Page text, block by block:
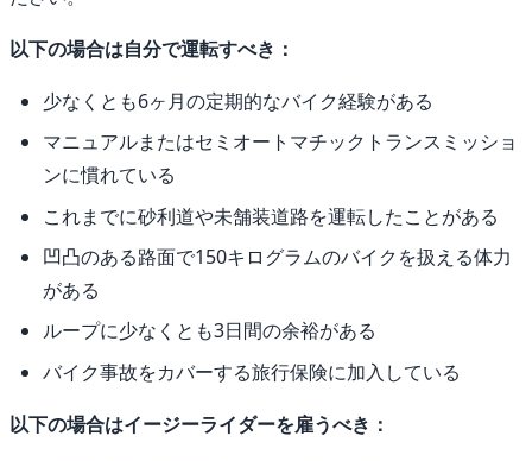
以下の場合は自分で運転すべき：
少なくとも6ヶ月の定期的なバイク経験がある
マニュアルまたはセミオートマチックトランスミッショ
ンに慣れている
これまでに砂利道や未舗装道路を運転したことがある
凹凸のある路面で150キログラムのバイクを扱える体力
がある
ループに少なくとも3日間の余裕がある
バイク事故をカバーする旅行保険に加入している
以下の場合はイージーライダーを雇うべき：